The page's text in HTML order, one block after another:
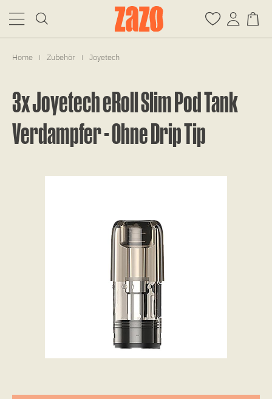
Home | Zubehör | Joyetech
3x Joyetech eRoll Slim Pod Tank
Verdampfer - Ohne Drip Tip